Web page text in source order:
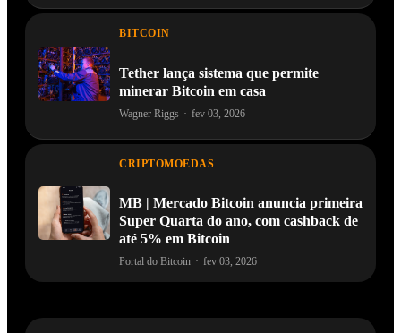
BITCOIN
Tether lança sistema que permite
minerar Bitcoin em casa
Wagner Riggs · fev 03, 2026
CRIPTOMOEDAS
MB | Mercado Bitcoin anuncia primeira
Super Quarta do ano, com cashback de
até 5% em Bitcoin
Portal do Bitcoin · fev 03, 2026